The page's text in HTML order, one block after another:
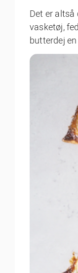
Det er
vasketøj,
butterdej